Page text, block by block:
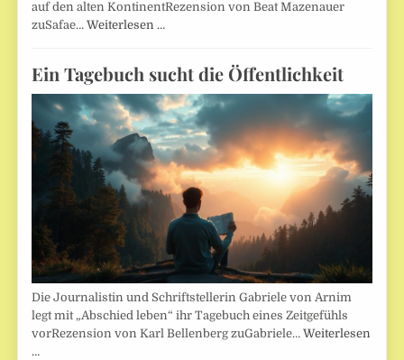
auf den alten KontinentRezension von Beat Mazenauer
zuSafae…Weiterlesen …
Ein Tagebuch sucht die Öffentlichkeit
Die Journalistin und Schriftstellerin Gabriele von Arnim
legt mit „Abschied leben“ ihr Tagebuch eines Zeitgefühls
vorRezension von Karl Bellenberg zuGabriele…Weiterlesen
…